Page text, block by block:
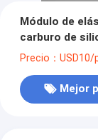
Módulo de
carburo de
arena alto
Precio：USD10/
Mejor